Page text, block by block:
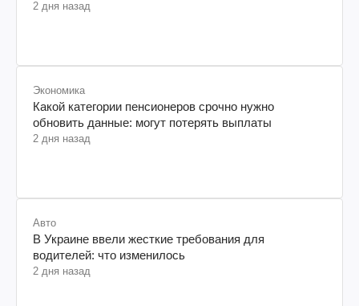
2 дня назад
Экономика
Какой категории пенсионеров срочно нужно
обновить данные: могут потерять выплаты
2 дня назад
Авто
В Украине ввели жесткие требования для
водителей: что изменилось
2 дня назад